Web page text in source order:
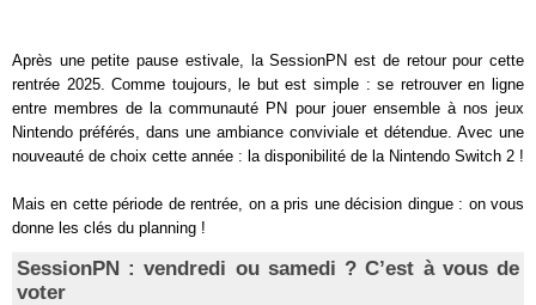
Après une petite pause estivale, la SessionPN est de retour pour cette
rentrée 2025. Comme toujours, le but est simple : se retrouver en ligne
entre membres de la communauté PN pour jouer ensemble à nos jeux
Nintendo préférés, dans une ambiance conviviale et détendue. Avec une
nouveauté de choix cette année : la disponibilité de la Nintendo Switch 2 !
Mais en cette période de rentrée, on a pris une décision dingue : on vous
donne les clés du planning !
SessionPN : vendredi ou samedi ? C’est à vous de
voter